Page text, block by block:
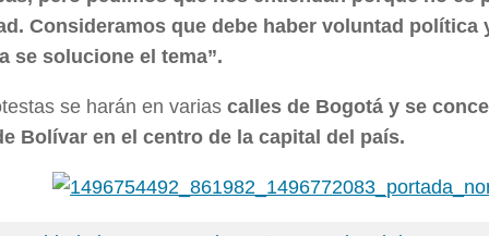
Consideramos que debe haber voluntad política
se solucione el tema”.
se harán en varias calles de Bogotá y se
Bolívar en el centro de la capital del país.